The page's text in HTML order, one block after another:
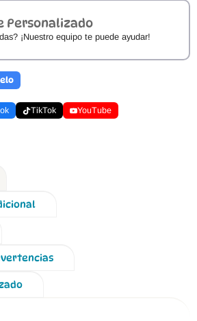
Personalizado
¡Nuestro equipo te puede ayudar!
TikTok YouTube